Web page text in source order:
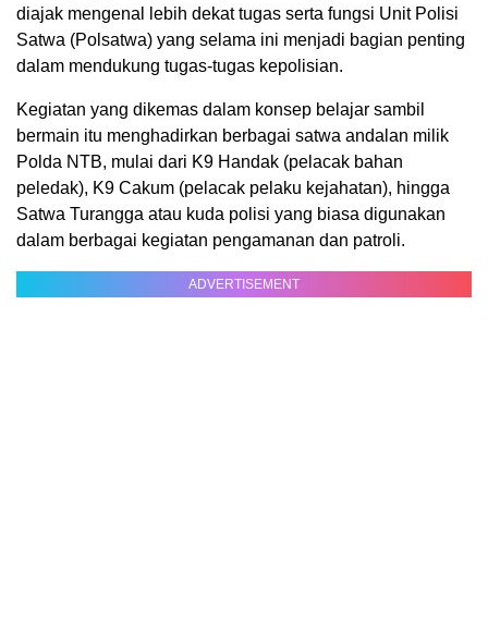
diajak mengenal lebih dekat tugas serta fungsi Unit Polisi
Satwa (Polsatwa) yang selama ini menjadi bagian penting
dalam mendukung tugas-tugas kepolisian.
Kegiatan yang dikemas dalam konsep belajar sambil
bermain itu menghadirkan berbagai satwa andalan milik
Polda NTB, mulai dari K9 Handak (pelacak bahan
peledak), K9 Cakum (pelacak pelaku kejahatan), hingga
Satwa Turangga atau kuda polisi yang biasa digunakan
dalam berbagai kegiatan pengamanan dan patroli.
ADVERTISEMENT